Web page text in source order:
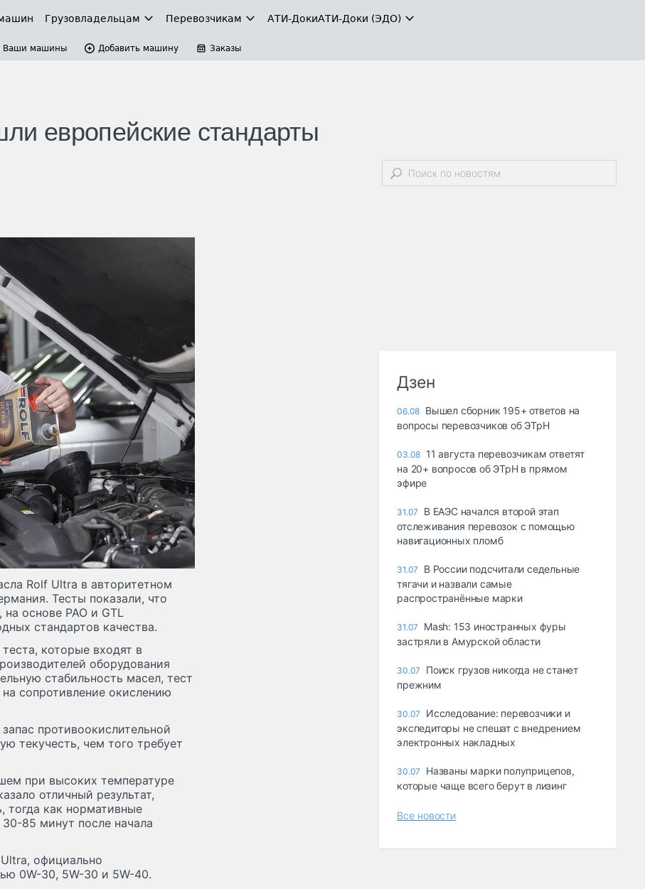
Грузовладельцам Перевозчикам АТИ-ДокиАТИ-Доки (ЭДО)
Ваши машины Добавить машину Заказы
европейские стандарты
Rolf Ultra в авторитетном
Тесты показали, что
основе PAO и GTL
стандартов качества.
которые входят в
оборудования
стабильность масел, тест
сопротивление окислению
противоокислительной
текучесть, чем того требует
при высоких температуре
отличный результат,
как нормативные
85 минут после начала
официально
0W-30, 5W-30 и 5W-40.
Дзен
06.08 Вышел сборник 195+ ответов на
вопросы перевозчиков об ЭТрН
03.08 11 августа перевозчикам ответят
на 20+ вопросов об ЭТрН в прямом
эфире
31.07
В ЕАЭС начался второй этап
отслеживания перевозок с помощью
навигационных пломб
31.07
В России подсчитали седельные
тягачи и назвали самые
распространённые марки
31.07
Mash: 153 иностранных фуры
застряли в Амурской области
30.07
Поиск грузов никогда не станет
прежним
30.07
Исследование: перевозчики и
экспедиторы не спешат с внедрением
электронных накладных
30.07
Названы марки полуприцепов,
которые чаще всего берут в лизинг
Все новости